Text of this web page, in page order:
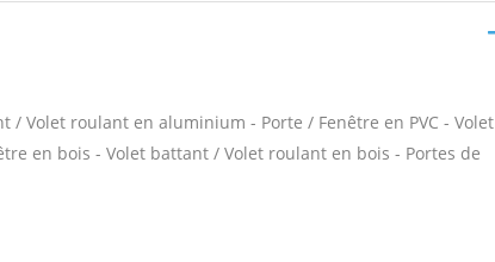
Volet roulant en aluminium - Porte / Fenêtre en PVC - Volet
en bois - Volet battant / Volet roulant en bois - Portes de